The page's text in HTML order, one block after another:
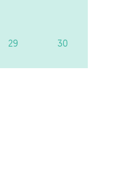
29 30